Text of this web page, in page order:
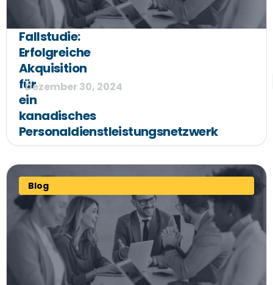
Fallstudie:
Erfolgreiche
Akquisition
für
ein
kanadisches
Personaldienstleistungsnetzwerk
Dezember 30, 2024
Blog